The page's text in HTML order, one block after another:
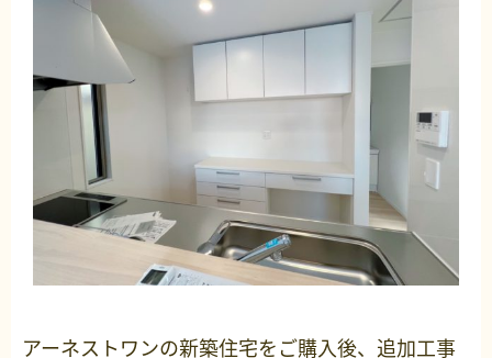
アーネストワンの新築住宅をご購入後、追加工事